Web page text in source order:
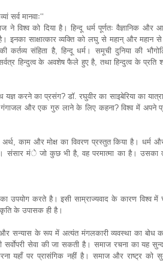
सर्व मानवाः‘‘
ने विश्व को दिया है। हिन्दू धर्म पूर्णतः वैज्ञानिक और
साक्षात्कार व्यक्ति को लघु से महान् और महान से
कर्तव्य संहिता है, हिन्दू धर्म। समूची दुनिया की
हिन्दुत्व के अवशेष फैले हुए है, तथा हिन्दुत्व के प्रति
करने का प्रसंग? डॉ. रघुवीर का साइबेरिया का
और एक गुरु लाने के लिए कहना? विश्व में अपने
अर्थ, काम और मोक्ष का विवरण प्रस्तुत किया है। धर्म
संसार मंे जो कुछ भी है, वह परमात्मा का है। उसका
उपयोग करते है। इसी साम्राज्यवाद के कारण विश्व में
के उपासक ही है।
सन्यास के रूप में अत्यंत मंगलकारी व्यवस्था का बोध
सेवा की जा सकती है। समाज रचना का यह
यहाँ पर प्रासंगिक नहीं है। समाज और राष्ट्र को